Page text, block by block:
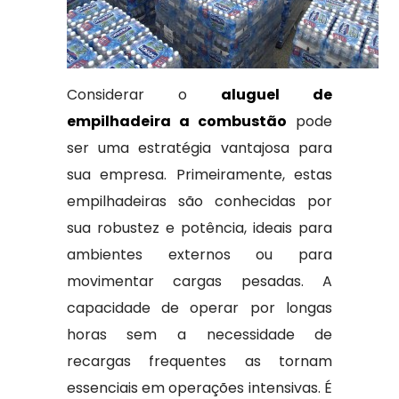
Considerar o aluguel de
empilhadeira a combustão pode
ser uma estratégia vantajosa para
sua empresa. Primeiramente, estas
empilhadeiras são conhecidas por
sua robustez e potência, ideais para
ambientes externos ou para
movimentar cargas pesadas. A
capacidade de operar por longas
horas sem a necessidade de
recargas frequentes as tornam
essenciais em operações intensivas. É